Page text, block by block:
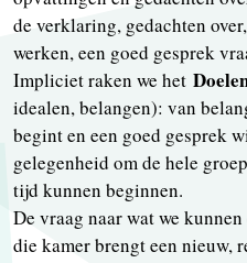
de verklaring, gedachten
werken, een goed gesprek
Impliciet raken we het
idealen, belangen): van
begint en een goed gesprek
gelegenheid om de hele
tijd kunnen beginnen.
De vraag naar wat we
die kamer brengt een nieuw,